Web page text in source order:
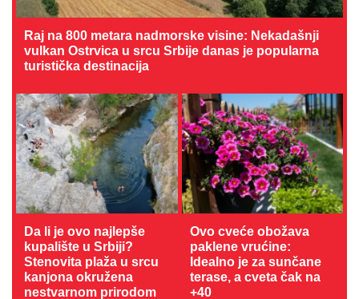
Raj na 800 metara nadmorske visine: Nekadašnji
vulkan Ostrvica u srcu Srbije danas je popularna
turistička destinacija
Da li je ovo najlepše
kupalište u Srbiji?
Stenovita plaža u srcu
kanjona okružena
nestvarnom prirodom
Ovo cveće obožava
paklene vrućine:
Idealno je za sunčane
terase, a cveta čak na
+40